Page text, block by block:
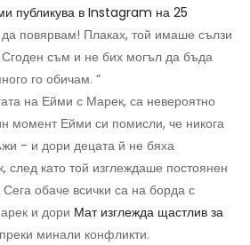
публикува в Instagram на 25
повярвам! Плаках, той имаше сълзи
съм и не бих могъл да бъда
го обичам. “
на Ейми с Марек, са невероятно
момент Ейми си помисли, че никога
- и дори децата й не бяха
след като той изглеждаше постоянен
Сега обаче всички са на борда с
и дори Мат изглежда щастлив за
минали конфликти.